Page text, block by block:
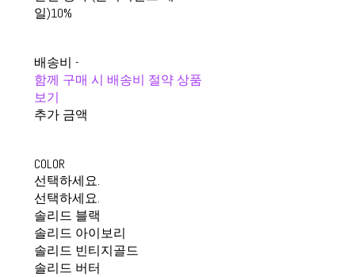
일)10%
배송비 -
함께 구매 시 배송비 절약 상품
보기
추가 금액
COLOR
선택하세요.
선택하세요.
솔리드 블랙
솔리드 아이보리
솔리드 빈티지골드
솔리드 버터